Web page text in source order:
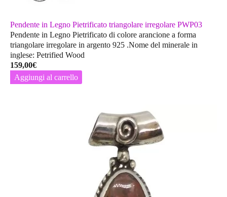
Pendente in Legno Pietrificato triangolare irregolare PWP03
Pendente in Legno Pietrificato di colore arancione a forma
triangolare irregolare in argento 925 .Nome del minerale in
inglese: Petrified Wood
159,00€
Aggiungi al carrello